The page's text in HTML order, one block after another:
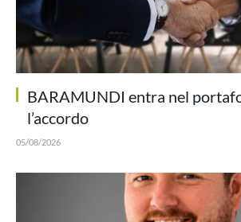
BARAMUNDI entra nel
l’accordo
05/08/2026